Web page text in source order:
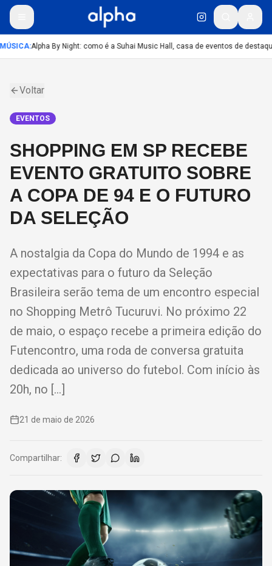
:Alpha By Night: como é a Suhai Music Hall, casa de eventos de
Voltar
EVENTOS
SHOPPING EM SP RECEBE
EVENTO GRATUITO SOBRE
A COPA DE 94 E O FUTURO
DA SELEÇÃO
A nostalgia da Copa do Mundo de 1994 e as
expectativas para o futuro da Seleção
Brasileira serão tema de um encontro especial
no Shopping Metrô Tucuruvi. No próximo 22
de maio, o espaço recebe a primeira edição do
Futencontro, uma roda de conversa gratuita
dedicada ao universo do futebol. Com início às
20h, no […]
21 de maio de 2026
Compartilhar: